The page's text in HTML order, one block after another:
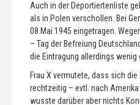
Auch in der Deportiertenliste
als in Polen verschollen. Bei
08.Mai 1945 eingetragen.
– Tag der Befreiung
die Eintragung allerdings wenig
Frau X vermutete, dass sich
rechtzeitig – evtl. nach
wusste darüber aber nichts